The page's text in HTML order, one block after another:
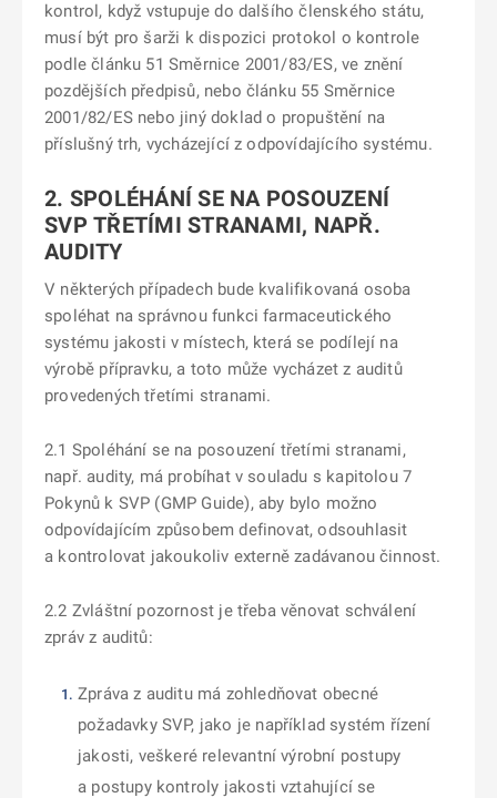
kontrol, když vstupuje do dalšího členského státu,
musí být pro šarži k dispozici protokol o kontrole
podle článku 51 Směrnice 2001/83/ES, ve znění
pozdějších předpisů, nebo článku 55 Směrnice
2001/82/ES nebo jiný doklad o propuštění na
příslušný trh, vycházející z odpovídajícího systému.
2. SPOLÉHÁNÍ SE NA POSOUZENÍ
SVP TŘETÍMI STRANAMI, NAPŘ.
AUDITY
V některých případech bude kvalifikovaná osoba
spoléhat na správnou funkci farmaceutického
systému jakosti v místech, která se podílejí na
výrobě přípravku, a toto může vycházet z auditů
provedených třetími stranami.
2.1 Spoléhání se na posouzení třetími stranami,
např. audity, má probíhat v souladu s kapitolou 7
Pokynů k SVP (GMP Guide), aby bylo možno
odpovídajícím způsobem definovat, odsouhlasit
a kontrolovat jakoukoliv externě zadávanou činnost.
2.2 Zvláštní pozornost je třeba věnovat schválení
zpráv z auditů:
Zpráva z auditu má zohledňovat obecné
požadavky SVP, jako je například systém řízení
jakosti, veškeré relevantní výrobní postupy
a postupy kontroly jakosti vztahující se